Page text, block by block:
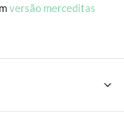
versão merceditas